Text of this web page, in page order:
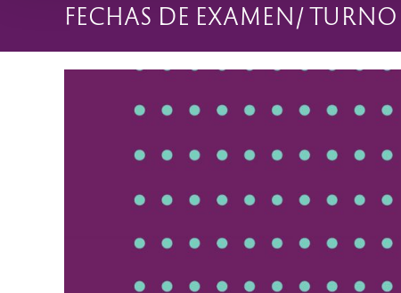
FECHAS DE EXAMEN/ TURNO